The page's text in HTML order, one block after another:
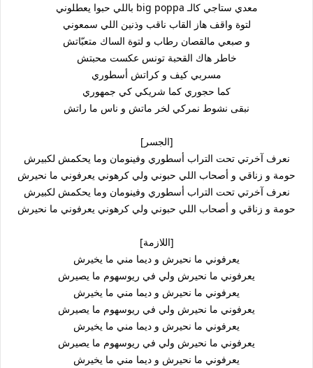
باللي حبوا يعطلوني big poppa معدي ستاجي كالـ
لتوة واقف هاز القاب ناقب وذنين اللي سمعوني
و صبعي مالقصان رطاب و لتوة الساك متعبّاتش
خاطر هاك القحبة تونس عكست محبتش
مسربي كيف و كراتش أسطوري
كما حجوري كما شريكي كي جمهوري
نبقى نشوط نمركي لخر ماتش و ناس ما راتش
[الجسر]
نعرف آخرتي تحت التراب أسطوري وفينومان وما يحكمش لكبيرش
حومة و زناقي و أصحاب اللي حبوني ولي كرهوني يعرفوني ما نحيرش
نعرف آخرتي تحت التراب أسطوري وفينومان وما يحكمش لكبيرش
حومة و زناقي و أصحاب اللي حبوني ولي كرهوني يعرفوني ما نحيرش
[اللازمة]
يعرفوني ما نحيرش و ديما مني ما يخيرش
يعرفوني ما نحيرش ولي في ريوسهوم ما يصيرش
يعرفوني ما نحيرش و ديما مني ما يخيرش
يعرفوني ما نحيرش ولي في ريوسهوم ما يصيرش
يعرفوني ما نحيرش و ديما مني ما يخيرش
يعرفوني ما نحيرش ولي في ريوسهوم ما يصيرش
يعرفوني ما نحيرش و ديما مني ما يخيرش